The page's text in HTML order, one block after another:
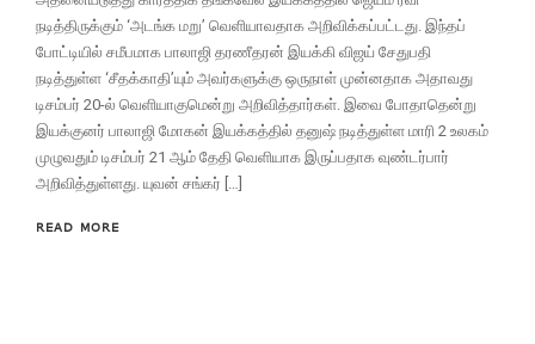
நடித்திருக்கும் ‘அடங்க மறு’ வெளியாவதாக அறிவிக்கப்பட்டது. இந்தப்
போட்டியில் சமீபமாக பாலாஜி தரணீதரன் இயக்கி விஜய் சேதுபதி
நடித்துள்ள ‘சீதக்காதி’யும் அவர்களுக்கு ஒருநாள் முன்னதாக அதாவது
டிசம்பர் 20-ல் வெளியாகுமென்று அறிவித்தார்கள். இவை போதாதென்று
இயக்குனர் பாலாஜி மோகன் இயக்கத்தில் தனுஷ் நடித்துள்ள மாரி 2 உலகம்
முழுவதும் டிசம்பர் 21 ஆம் தேதி வெளியாக இருப்பதாக வுண்டர்பார்
அறிவித்துள்ளது. யுவன் சங்கர் […]
READ MORE